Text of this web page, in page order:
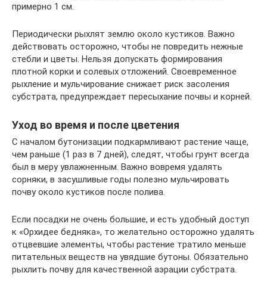
примерно 1 см.
Периодически рыхлят землю около кустиков. Важно
действовать осторожно, чтобы не повредить нежные
стебли и цветы. Нельзя допускать формирования
плотной корки и солевых отложений. Своевременное
рыхление и мульчирование снижает риск засоления
субстрата, предупреждает пересыхание почвы и корней.
Уход во время и после цветения
С началом бутонизации подкармливают растение чаще,
чем раньше (1 раз в 7 дней), следят, чтобы грунт всегда
был в меру увлажненным. Важно вовремя удалять
сорняки, в засушливые годы полезно мульчировать
почву около кустиков после полива.
Если посадки не очень большие, и есть удобный доступ
к «Орхидее бедняка», то желательно осторожно удалять
отцвевшие элементы, чтобы растение тратило меньше
питательных веществ на увядшие бутоны. Обязательно
рыхлить почву для качественной аэрации субстрата.